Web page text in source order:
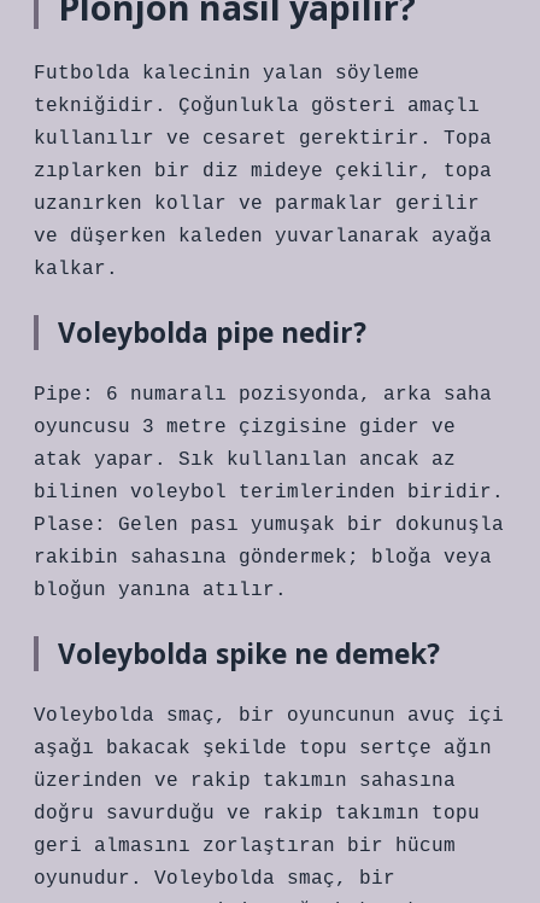
Futbolda kalecinin yalan söyleme
tekniğidir. Çoğunlukla gösteri amaçlı
kullanılır ve cesaret gerektirir. Topa
zıplarken bir diz mideye çekilir, topa
uzanırken kollar ve parmaklar gerilir
ve düşerken kaleden yuvarlanarak ayağa
kalkar.
Voleybolda pipe nedir?
Pipe: 6 numaralı pozisyonda, arka saha
oyuncusu 3 metre çizgisine gider ve
atak yapar. Sık kullanılan ancak az
bilinen voleybol terimlerinden biridir.
Plase: Gelen pası yumuşak bir dokunuşla
rakibin sahasına göndermek; bloğa veya
bloğun yanına atılır.
Voleybolda spike ne demek?
Voleybolda smaç, bir oyuncunun avuç içi
aşağı bakacak şekilde topu sertçe ağın
üzerinden ve rakip takımın sahasına
doğru savurduğu ve rakip takımın topu
geri almasını zorlaştıran bir hücum
oyunudur. Voleybolda smaç, bir